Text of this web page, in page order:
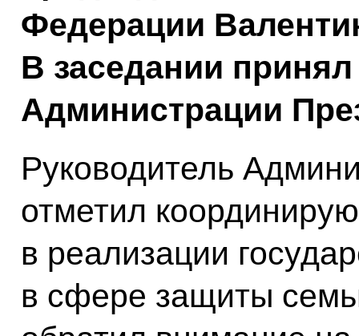
Федерации
В заседании
Администрации
Руководитель
отметил
в реализации
в сфере защиты